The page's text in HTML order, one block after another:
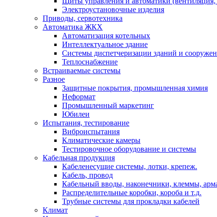
Электроустановочные изделия
Приводы, сервотехника
Автоматика ЖКХ
Автоматизация котельных
Интеллектуальное здание
Системы диспетчеризации зданий и
Теплоснабжение
Встраиваемые системы
Разное
Защитные покрытия, промышленная химия
Неформат
Промышленный маркетинг
Юбилеи
Испытания, тестирование
Виброиспытания
Климатические камеры
Тестировочное оборудование и системы
Кабельная продукция
Кабеленесущие системы, лотки, крепеж.
Кабель, провод
Кабельный вводы, наконечники, клеммы,
Распределительные коробки, короба и т.д.
Трубные системы для прокладки кабелей
Климат